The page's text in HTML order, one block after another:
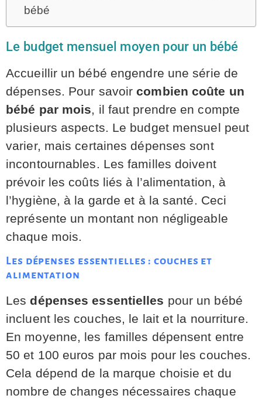
bébé
Le budget mensuel moyen pour un bébé
Accueillir un bébé engendre une série de
dépenses. Pour savoircombien coûte un
bébé par mois, il faut prendre en compte
plusieurs aspects. Le budget mensuel peut
varier, mais certaines dépenses sont
incontournables. Les familles doivent
prévoir les coûts liés à l’alimentation, à
l’hygiène, à la garde et à la santé. Ceci
représente un montant non négligeable
chaque mois.
Les dépenses essentielles : couches et
alimentation
Lesdépenses essentielles pour un bébé
incluent les couches, le lait et la nourriture.
En moyenne, les familles dépensent entre
50 et 100 euros par mois pour les couches.
Cela dépend de la marque choisie et du
nombre de changes nécessaires chaque